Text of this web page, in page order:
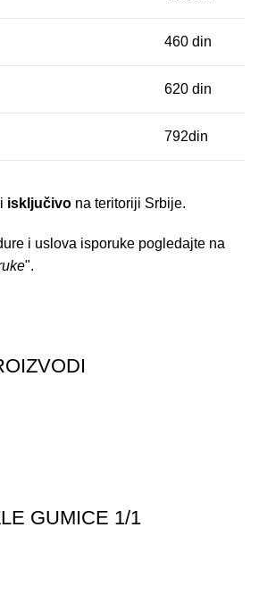
460 din
620 din
792din
isključivo na teritoriji Srbije.
i uslova isporuke pogledajte na
".
GUMICE 1/1